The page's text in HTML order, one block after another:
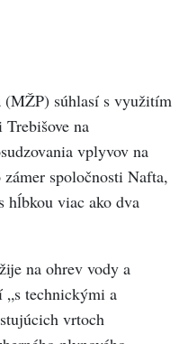
(MŽP) súhlasí s využitím
na
vplyvov na
spoločnosti Nafta,
hĺbkou viac ako dva
na ohrev vody a
„s technickými a
vrtoch